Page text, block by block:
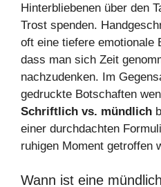
Hinterbliebenen über den
Trost spenden.
oft eine tiefere emotionale
dass man sich Zeit
nachzudenken. Im
gedruckte Botschaften
Schriftlich vs. mündlich
einer durchdachten
ruhigen Moment getroffen
Wann ist eine